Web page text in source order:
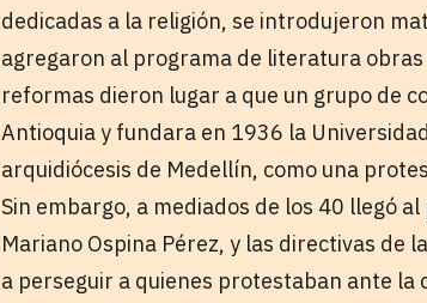
dedicadas a la religión, se introdujeron
agregaron al programa de literatura
reformas dieron lugar a que un grupo de
Antioquia y fundara en 1936 la
arquidiócesis de Medellín, como una
Sin embargo, a mediados de los 40 llegó
Mariano Ospina Pérez, y las directivas de
a perseguir a quienes protestaban ante